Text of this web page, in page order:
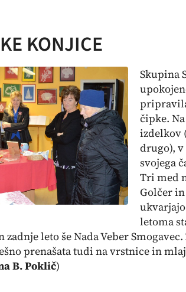
KONJICE
Skupina
čipke.
izdelkov
drugo),
svojega
Tri med
Golčer
ukvarjajo
letoma
zadnje leto še Nada Veber
prenašata tudi na vrstnice in
B. Poklič)